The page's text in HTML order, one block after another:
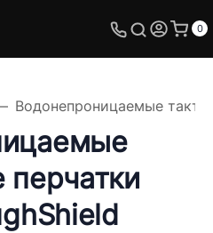
0
Водонепроницаемые
перчатки